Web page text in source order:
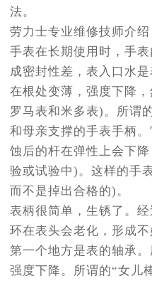
法。
劳力士专业维修技师介
手表在长期使用时，手
成密封性差，表入口水
在根处变薄，强度下降
罗马表和米多表)。所谓
和母亲支撑的手表手柄
蚀后的杆在弹性上会下
验或试验中)。这样的手
而不是掉出合格的)。
表柄很简单，生锈了。
环在表头会老化，形成
第一个地方是表的轴承
强度下降。所谓的“女儿